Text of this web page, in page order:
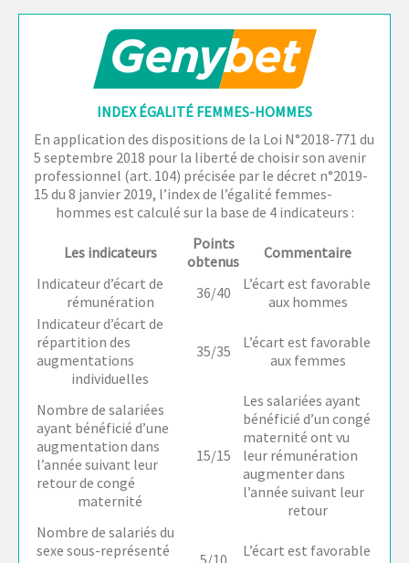
INDEX ÉGALITÉ FEMMES-HOMMES
En application des dispositions de la Loi N°2018-771 du
5 septembre 2018 pour la liberté de choisir son avenir
professionnel (art. 104) précisée par le décret n°2019-
15 du 8 janvier 2019, l’index de l’égalité femmes-
hommes est calculé sur la base de 4 indicateurs :
Les indicateurs
Points
obtenus
Commentaire
Indicateur d’écart de
rémunération
36/40
L’écart est favorable
aux hommes
Indicateur d’écart de
répartition des
augmentations
individuelles
35/35
L’écart est favorable
aux femmes
Nombre de salariées
ayant bénéficié d’une
augmentation dans
l’année suivant leur
retour de congé
maternité
15/15
Les salariées ayant
bénéficié d’un congé
maternité ont vu
leur rémunération
augmenter dans
l’année suivant leur
retour
Nombre de salariés du
sexe sous-représenté
L’écart est favorable